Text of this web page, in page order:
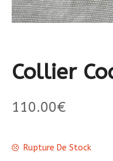
Collier
110.00€
Rupture De Stock